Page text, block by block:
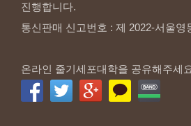
진행합니다.
통신판매 신고번호 : 제 2022-서울영
온라인 줄기세포대학을 공유해주세